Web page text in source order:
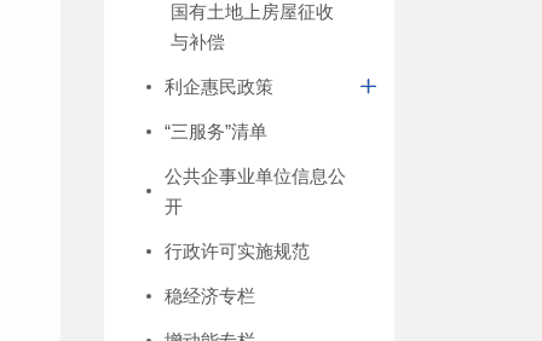
国有土地上房屋征收
与补偿
利企惠民政策
“三服务”清单
公共企事业单位信息公
开
行政许可实施规范
稳经济专栏